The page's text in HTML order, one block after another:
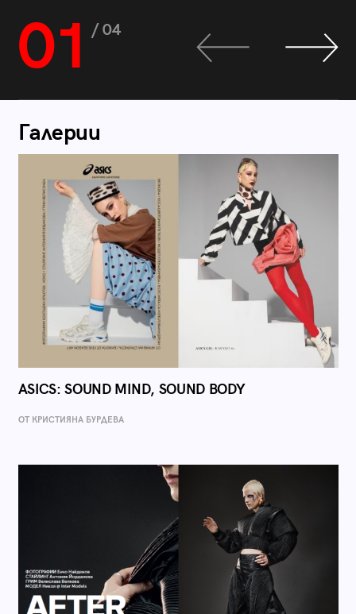
01 / 04
Галерии
ASICS: SOUND MIND, SOUND BODY
ОТ КРИСТИЯНА БУРДЕВА